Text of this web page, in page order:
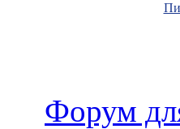
Форум